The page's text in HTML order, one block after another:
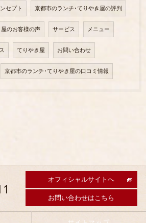
セプト 京都市のランチ･てりやき屋の評判
のお客様の声 サービス メニュー
てりやき屋 お問い合わせ
京都市のランチ･てりやき屋の口コミ情報
オフィシャルサイトへ
お問い合わせはこちら